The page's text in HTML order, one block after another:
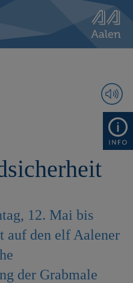
12. Mai bis
auf den elf Aalener
der Grabmale